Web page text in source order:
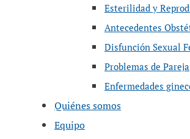
Esterilidad y
Antecedentes
Disfunción Sexual
Problemas de Pareja
Enfermedades
Quiénes somos
Equipo